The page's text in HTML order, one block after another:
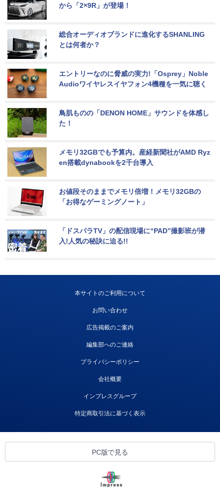
から「2×9R」が登場！
総合オーディオブランドに進化するSHANLING
とは何者か？
エントリーなのに脅威の実力!「Osprey」Noble
Audioワイヤレスイヤフォン4機種を一気に聴く
鳥肌ものの「DENON HOME」サウンドを体感し
た！
メモリ32GBでも予算内。産経新聞社がAMD Ryz
en搭載dynabookを2千台導入
お値段そのままでメモリ倍増！メモリ32GBの
「お得なゲーミングノート」
「ドスパラTV」の配信現場に“PAD”撮影班が潜
入!人気の秘訣に迫る!!
本サイトのご利用について
お問い合わせ
広告掲載のご案内
編集部へのご連絡
プライバシーポリシー
会社概要
インプレスグループ
特定商取引法に基づく表示
PC版で見る